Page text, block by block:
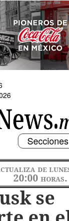
Toggle
navigation
Secciones
de
20:00 horas.
se